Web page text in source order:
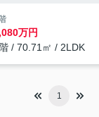
万円
/ 70.71㎡ / 2LDK
1